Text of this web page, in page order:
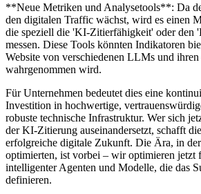
**Neue Metriken und Analysetools**: Da
den digitalen Traffic wächst, wird es einen
die speziell die 'KI-Zitierfähigkeit' oder den
messen. Diese Tools könnten Indikatoren
Website von verschiedenen LLMs und
wahrgenommen wird.
Für Unternehmen bedeutet dies eine
Investition in hochwertige,
robuste technische Infrastruktur. Wer sich
der KI-Zitierung auseinandersetzt, schafft
erfolgreiche digitale Zukunft. Die Ära, in
optimierten, ist vorbei – wir optimieren jetzt
intelligenter Agenten und Modelle, die das
definieren.